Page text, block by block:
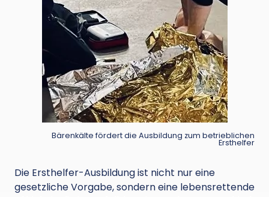
Bärenkälte fördert die Ausbildung zum betrieblichen
Ersthelfer
Die Ersthelfer-Ausbildung ist nicht nur eine
gesetzliche Vorgabe, sondern eine lebensrettende